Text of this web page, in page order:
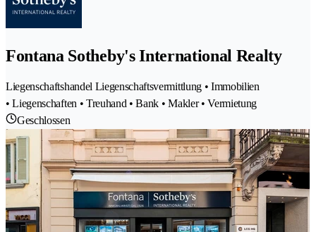
Fontana Sotheby's International Realty
Liegenschaftshandel Liegenschaftsvermittlung • Immobilien
• Liegenschaften • Treuhand • Bank • Makler • Vermietung
Geschlossen